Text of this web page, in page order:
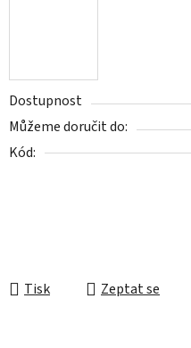
Dostupnost
Můžeme doručit do:
Kód:
Tisk Zeptat se